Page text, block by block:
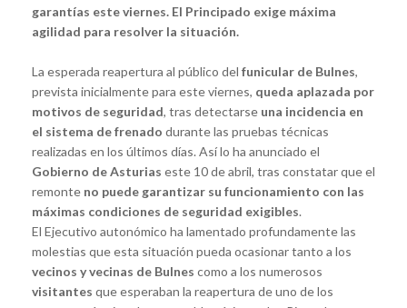
garantías este viernes. El Principado exige máxima
agilidad para resolver la situación.
La esperada reapertura al público del funicular de Bulnes,
prevista inicialmente para este viernes, queda aplazada por
motivos de seguridad, tras detectarse una incidencia en
el sistema de frenado durante las pruebas técnicas
realizadas en los últimos días. Así lo ha anunciado el
Gobierno de Asturias este 10 de abril, tras constatar que el
remonte no puede garantizar su funcionamiento con las
máximas condiciones de seguridad exigibles.
El Ejecutivo autonómico ha lamentado profundamente las
molestias que esta situación pueda ocasionar tanto a los
vecinos y vecinas de Bulnes como a los numerosos
visitantes que esperaban la reapertura de uno de los